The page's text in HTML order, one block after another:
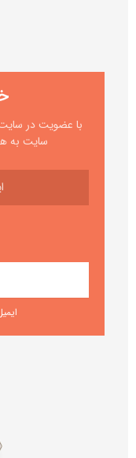
با عضویت در
سایت به